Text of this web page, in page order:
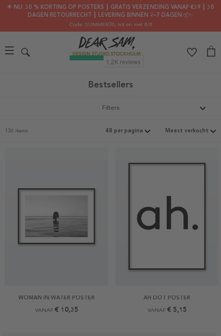
🌟 NU: 30 % KORTING OP POSTERS ┃ GRATIS VERZENDING VANAF €39 ┃ 30
DAGEN RETOURRECHT ┃ LEVERING BINNEN 2–7 DAGEN 📦✨
Code: SUMMER30, tot en met 8/8
Bestsellers
Filters
130 items
WOMAN IN WATER POSTER
VANAF € 10,35
AH DOT POSTER
VANAF € 5,15